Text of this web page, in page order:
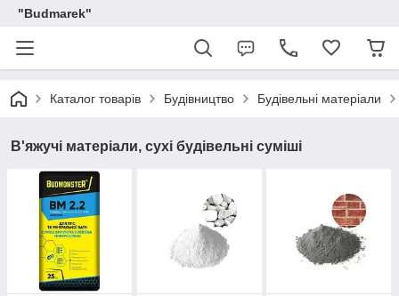
"Budmarek"
Каталог товарів Будівництво Будівельні матеріали
В'яжучі матеріали, сухі будівельні суміші